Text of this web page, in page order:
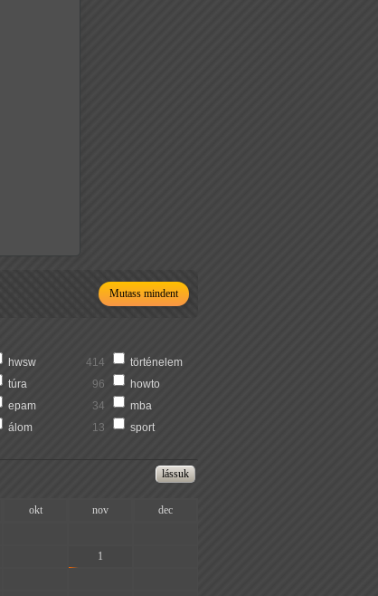
Mutass mindent
hwsw 414
történelem
túra 96
howto
epam 34
mba
álom 13
sport
okt nov
dec
1